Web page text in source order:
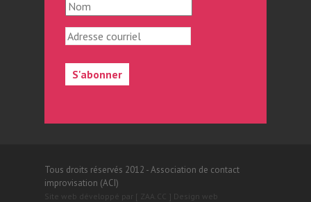
Tous droits réservés 2012 - Association de contact
improvisation (ACI)
Site web développé par [ ZAA.CC ] Design web